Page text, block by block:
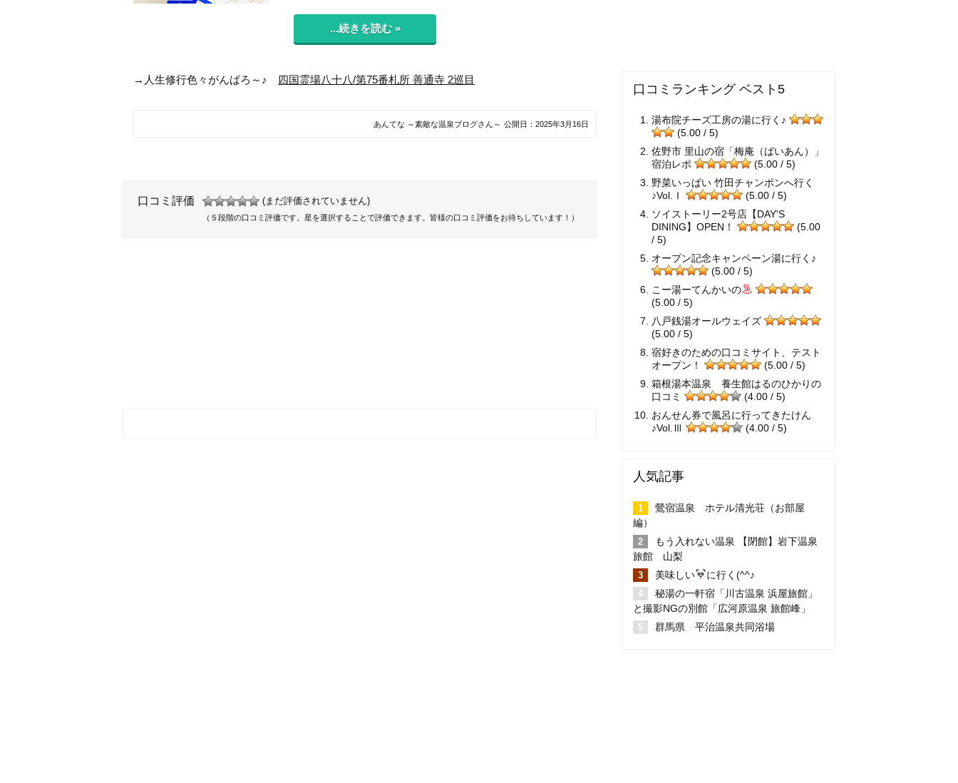
...続きを読む »
→人生修行色々がんばろ～♪ 四国霊場八十八/第75番札所 善通寺 2巡目
あんてな ～素敵な温泉ブログさん～ 公開日： 2025年3月16日
口コミ評価 (まだ評価されていません)
（５段階の口コミ評価です。星を選択することで評価できます。皆様の口コミ評価をお待ちしています！）
口コミランキング ベスト5
湯布院チーズ工房の湯に行く♪
(5.00 / 5)
佐野市 里山の宿「梅庵（ばいあん）」
宿泊レポ
(5.00 / 5)
野菜いっぱい 竹田チャンポンへ行く
♪Vol.Ⅰ
(5.00 / 5)
ソイストーリー2号店【DAY'S
DINING】OPEN！
(5.00
/ 5)
オープン記念キャンペーン湯に行く♪
(5.00 / 5)
こー湯ーてんかいの
(5.00 / 5)
八戸銭湯オールウェイズ
(5.00 / 5)
宿好きのための口コミサイト、テスト
オープン！
(5.00 / 5)
箱根湯本温泉 養生館はるのひかりの
口コミ
(4.00 / 5)
おんせん券で風呂に行ってきたけん
♪Vol.Ⅲ
(4.00 / 5)
人気記事
鶯宿温泉 ホテル清光荘（お部屋
編）
もう入れない温泉 【閉館】岩下温泉
旅館 山梨
美味しい
に行く(^^♪
秘湯の一軒宿「川古温泉 浜屋旅館」
と撮影NGの別館「広河原温泉 旅館峰」
群馬県 平治温泉共同浴場